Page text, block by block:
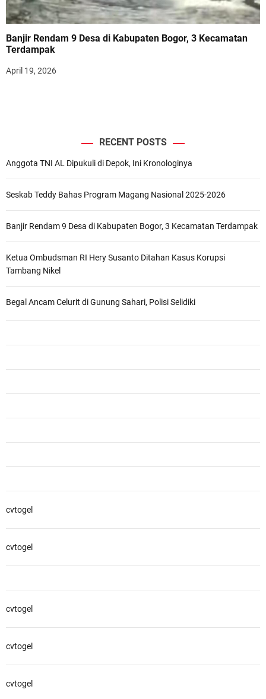
Banjir Rendam 9 Desa di Kabupaten Bogor, 3 Kecamatan
Terdampak
April 19, 2026
RECENT POSTS
Anggota TNI AL Dipukuli di Depok, Ini Kronologinya
Seskab Teddy Bahas Program Magang Nasional 2025-2026
Banjir Rendam 9 Desa di Kabupaten Bogor, 3 Kecamatan Terdampak
Ketua Ombudsman RI Hery Susanto Ditahan Kasus Korupsi
Tambang Nikel
Begal Ancam Celurit di Gunung Sahari, Polisi Selidiki
cvtogel
cvtogel
cvtogel
cvtogel
cvtogel